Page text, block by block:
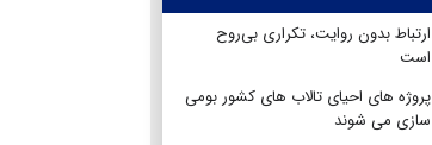
ارتباط بدون روایت، تکراری بی‌روح
است
پروژه های احیای تالاب های کشور بومی
سازی می شوند